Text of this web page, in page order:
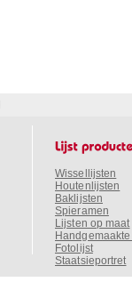
Wissellijsten
Houtenlijsten
Baklijsten
Spieramen
Lijsten op maat
Fotolijst
Staatsieportret